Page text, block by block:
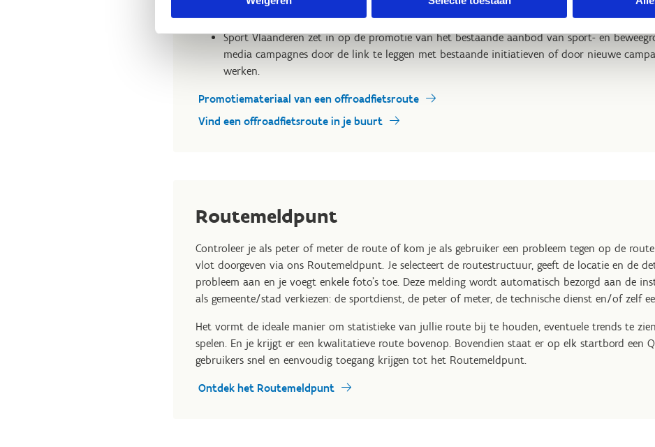
Sport Vlaanderen kan, indien gewenst, een flyer ontwerpen en éénmalig 500 exemplaren
ondersteuning van de lancering van de route.
Sport Vlaanderen zet in op de promotie van het bestaande aanbod van sport- en
media campagnes door de link te leggen met bestaande initiatieven of door nieuwe
werken.
Promotiemateriaal van een offroadfietsroute
Vind een offroadfietsroute in je buurt
Routemeldpunt
Controleer je als peter of meter de route of kom je als gebruiker een probleem tegen op de
vlot doorgeven via ons Routemeldpunt. Je selecteert de routestructuur, geeft de locatie en de
probleem aan en je voegt enkele foto's toe. Deze melding wordt automatisch bezorgd aan de
als gemeente/stad verkiezen: de sportdienst, de peter of meter, de technische dienst en/of zelf
Het vormt de ideale manier om statistieke van jullie route bij te houden, eventuele trends te
spelen. En je krijgt er een kwalitatieve route bovenop. Bovendien staat er op elk startbord een
gebruikers snel en eenvoudig toegang krijgen tot het Routemeldpunt.
Ontdek het Routemeldpunt